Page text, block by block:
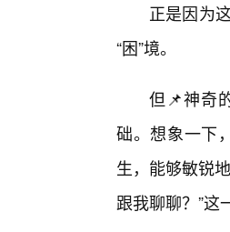
正是因为
“困”境。
但📌神奇
础。想象一下
生，能够敏锐
跟我聊聊？”